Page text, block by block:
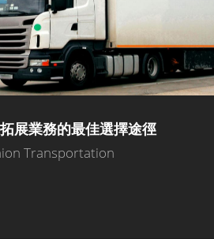
展業務的最佳選擇途徑
Transportation